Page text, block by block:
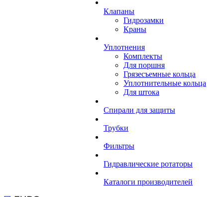
Клапаны
Гидрозамки
Краны
Уплотнения
Комплекты
Для поршня
Грязесъемные кольца
Уплотнительные кольца
Для штока
Спирали для защиты
Трубки
Фильтры
Гидравлические ротаторы
Каталоги производителей